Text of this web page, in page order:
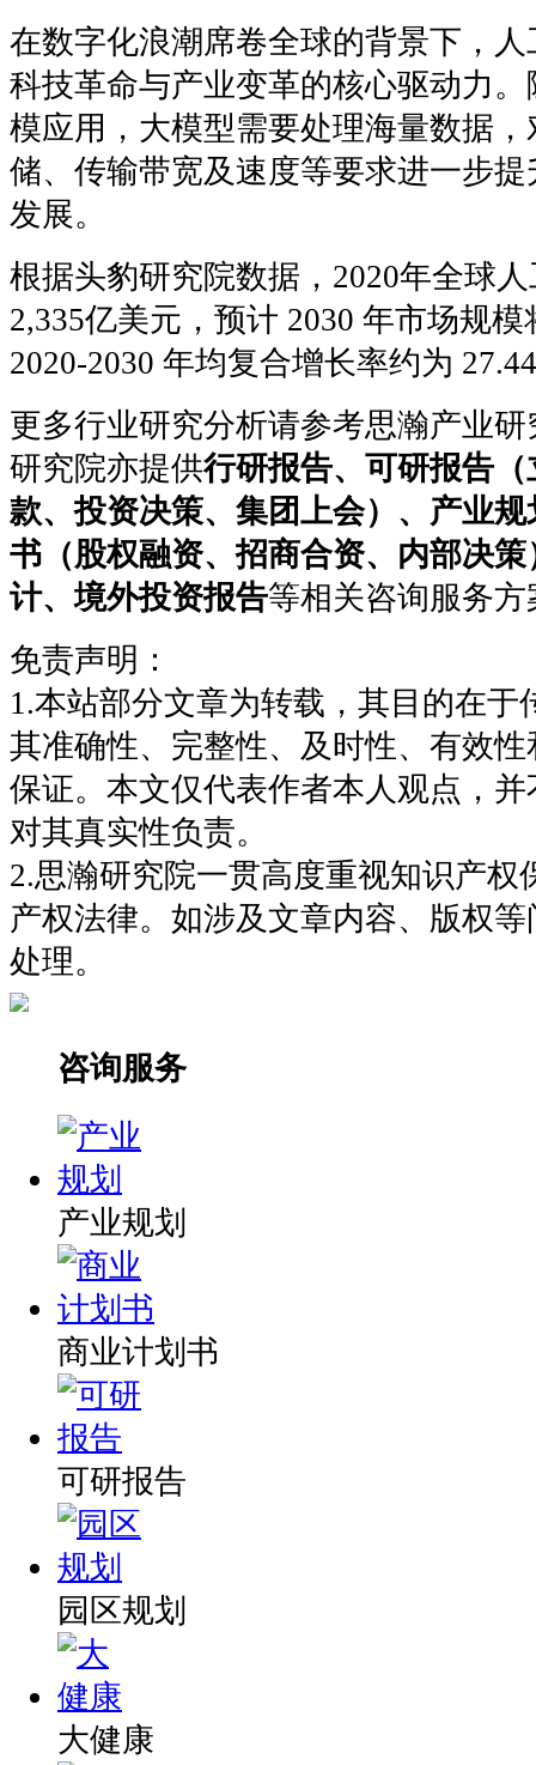
在数字化浪潮席卷全球的背景下，
科技革命与产业变革的核心驱动力
模应用，大模型需要处理海量数据
储、传输带宽及速度等要求进一步
发展。
根据头豹研究院数据，2020年全球
2,335亿美元，预计 2030 年市场规
2020-2030 年均复合增长率约为
更多行业研究分析请参考思瀚产业
研究院亦提供行研报告、可研报告
款、投资决策、集团上会）、产业
书（股权融资、招商合资、内部决
计、境外投资报告等相关咨询服务方
免责声明：
1.本站部分文章为转载，其目的在于
其准确性、完整性、及时性、有效
保证。本文仅代表作者本人观点，
对其真实性负责。
2.思瀚研究院一贯高度重视知识产权
产权法律。如涉及文章内容、版权
处理。
咨询服务
产业规划
商业计划书
可研报告
园区规划
大健康